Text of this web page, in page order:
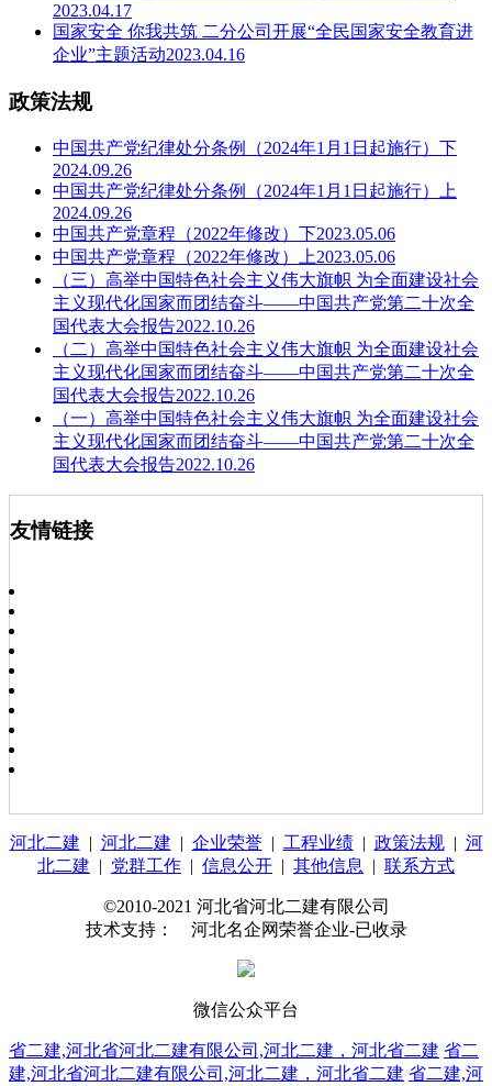
2023.04.17
国家安全 你我共筑 二分公司开展“全民国家安全教育进
企业”主题活动2023.04.16
政策法规
中国共产党纪律处分条例（2024年1月1日起施行）下
2024.09.26
中国共产党纪律处分条例（2024年1月1日起施行）上
2024.09.26
中国共产党章程（2022年修改）下2023.05.06
中国共产党章程（2022年修改）上2023.05.06
（三）高举中国特色社会主义伟大旗帜 为全面建设社会
主义现代化国家而团结奋斗——中国共产党第二十次全
国代表大会报告2022.10.26
（二）高举中国特色社会主义伟大旗帜 为全面建设社会
主义现代化国家而团结奋斗——中国共产党第二十次全
国代表大会报告2022.10.26
（一）高举中国特色社会主义伟大旗帜 为全面建设社会
主义现代化国家而团结奋斗——中国共产党第二十次全
国代表大会报告2022.10.26
友情链接
河北二建 | 河北二建 | 企业荣誉| 工程业绩| 政策法规| 河
北二建 | 党群工作 | 信息公开 | 其他信息 | 联系方式
©2010-2021 河北省河北二建有限公司
技术支持： 河北名企网荣誉企业-已收录
微信公众平台
省二建,河北省河北二建有限公司,河北二建，河北省二建 省二
建,河北省河北二建有限公司,河北二建，河北省二建 省二建,河